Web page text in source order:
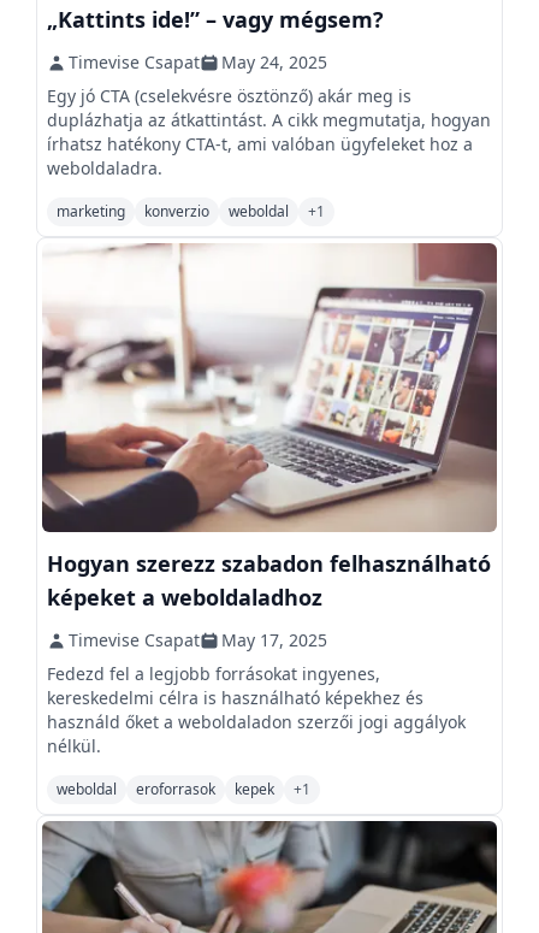
„Kattints ide!” – vagy mégsem?
Timevise Csapat
May 24, 2025
Egy jó CTA (cselekvésre ösztönző) akár meg is
duplázhatja az átkattintást. A cikk megmutatja, hogyan
írhatsz hatékony CTA-t, ami valóban ügyfeleket hoz a
weboldaladra.
marketing konverzio weboldal +1
Hogyan szerezz szabadon felhasználható
képeket a weboldaladhoz
Timevise Csapat
May 17, 2025
Fedezd fel a legjobb forrásokat ingyenes,
kereskedelmi célra is használható képekhez és
használd őket a weboldaladon szerzői jogi aggályok
nélkül.
weboldal eroforrasok kepek +1